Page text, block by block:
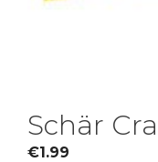
Schär
€1.99